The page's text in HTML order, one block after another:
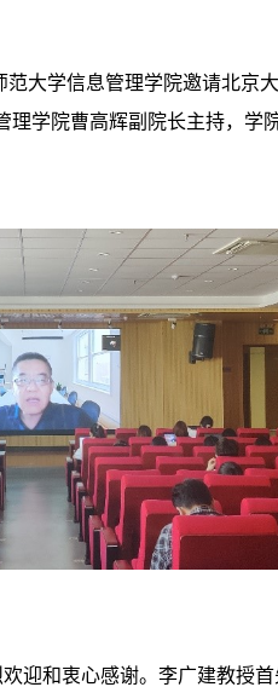
范大学信息管理学院邀请北京
学院曹高辉副院长主持，学
迎和衷心感谢。李广建教授